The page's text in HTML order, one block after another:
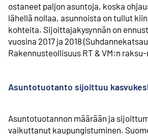
ostaneet paljon asuntoja, koska
lähellä nollaa, asunnoista on tullut
kohteita. Sijoittaja­kysynnän on
vuosina 2017 ja 2018
Rakennusteollisuus RT & VM:n
Asuntotuotanto sijoittuu
Asuntotuotannon määrään ja
vaikuttanut kaupungistuminen.